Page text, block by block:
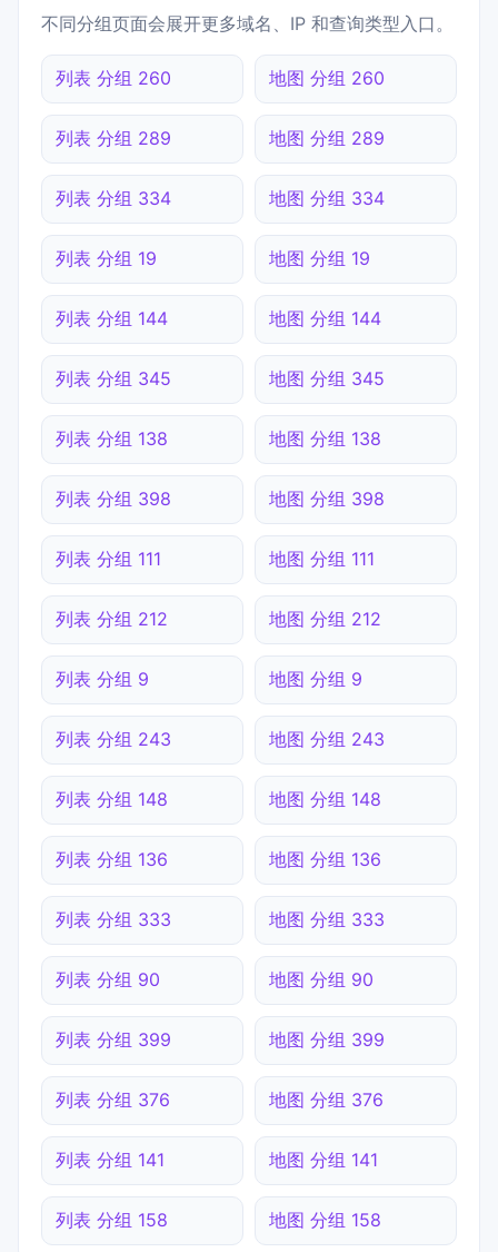
不同分组页面会展开更多域名、IP 和查询类型入口。
列表 分组 260 地图 分组 260
列表 分组 289 地图 分组 289
列表 分组 334 地图 分组 334
列表 分组 19 地图 分组 19
列表 分组 144 地图 分组 144
列表 分组 345 地图 分组 345
列表 分组 138 地图 分组 138
列表 分组 398 地图 分组 398
列表 分组 111 地图 分组 111
列表 分组 212 地图 分组 212
列表 分组 9 地图 分组 9
列表 分组 243 地图 分组 243
列表 分组 148 地图 分组 148
列表 分组 136 地图 分组 136
列表 分组 333 地图 分组 333
列表 分组 90 地图 分组 90
列表 分组 399 地图 分组 399
列表 分组 376 地图 分组 376
列表 分组 141 地图 分组 141
列表 分组 158 地图 分组 158